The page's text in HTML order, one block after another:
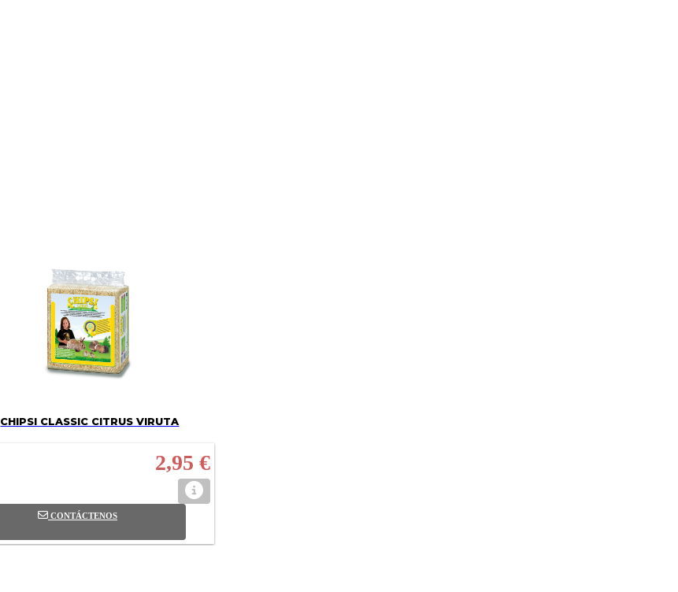
CHIPSI CLASSIC CITRUS VIRUTA
2,95 €
CONTÁCTENOS